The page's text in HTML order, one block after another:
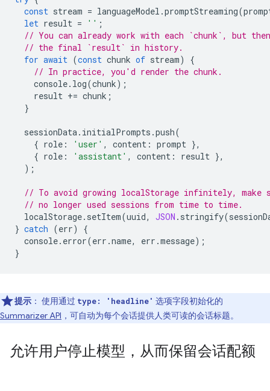
const stream = languageModel .promptStreaming(
let result = '' ;
// You can already work with each `chunk`, but
// the final `result` in history.
for await (const chunk of stream)
{
// In practice, you'd render the chunk.
console. log(chunk);
result += chunk ;
}
sessionData. initialPrompts .push(
{ role : 'user' , content : prompt },
{ role : 'assistant' , content : result },
);
// To avoid growing localStorage infinitely, make
// no longer used sessions from time to time.
localStorage. setItem(uuid, JSON . stringify(
} catch (err)
{
console. error(err .name, err .message);
}
提示 ： 使用通过 type: 'headline' 选项字段初始化的
Summarizer API ，可自动为每个会话提供人类可读的会话标题。
允许用户停止模型，从而保留会话配额